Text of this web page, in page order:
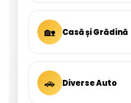
🏡 Casă și Grădină
🚗 Diverse Auto